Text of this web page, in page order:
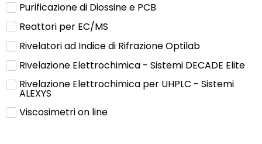
Purificazione di Diossine e PCB
Reattori per EC/MS
Rivelatori ad Indice di Rifrazione Optilab
Rivelazione Elettrochimica - Sistemi DECADE Elite
Rivelazione Elettrochimica per UHPLC - Sistemi
ALEXYS
Viscosimetri on line